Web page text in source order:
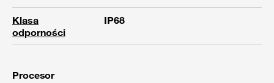
Klasa
odporności
IP68
Procesor